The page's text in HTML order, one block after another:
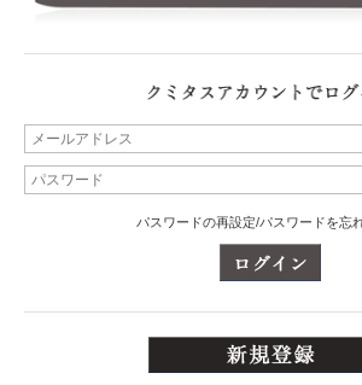
パスワードの再設定/パスワードを忘